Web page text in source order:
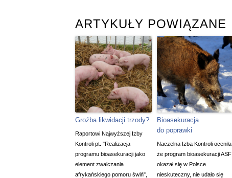
ARTYKUŁY POWIĄZANE
Groźba likwidacji trzody?
Raportowi Najwyższej Izby
Kontroli pt. "Realizacja
programu bioasekuracji jako
element zwalczania
afrykańskiego pomoru świń",
Bioasekuracja
do poprawki
Naczelna Izba Kontroli oceniła,
że program bioasekuracji ASF
okazał się w Polsce
nieskuteczny, nie udało się